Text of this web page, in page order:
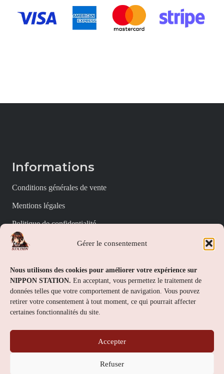
Gérer le consentement
Nous utilisons des cookies pour améliorer votre expérience sur
NIPPON STATION. En acceptant, vous permettez le traitement de
données telles que votre comportement de navigation. Vous pouvez
retirer votre consentement à tout moment, ce qui pourrait affecter
certaines fonctionnalités du site.
Accepter
Refuser
Informations
Conditions générales de vente
Mentions légales
Politique de confidentialité
Politique de cookies (UE)
Nippon Station
À propos
FAQs
Contact